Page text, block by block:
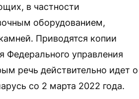
в частности
оборудованием,
Приводятся копии
Федерального управления
речь действительно идет о
со 2 марта 2022 года.